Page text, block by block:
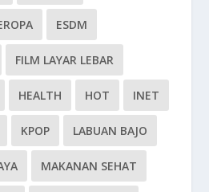
ESDM
FILM LAYAR LEBAR
HEALTH HOT INET
KPOP LABUAN BAJO
MAKANAN SEHAT